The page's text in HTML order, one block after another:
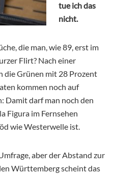
tue ich das
nicht.
die man, wie 89, erst im
Flirt? Nach einer
die Grünen mit 28 Prozent
kommen noch auf
Damit darf man noch den
Figura im Fernsehen
wie Westerwelle ist.
aber der Abstand zur
Württemberg scheint das